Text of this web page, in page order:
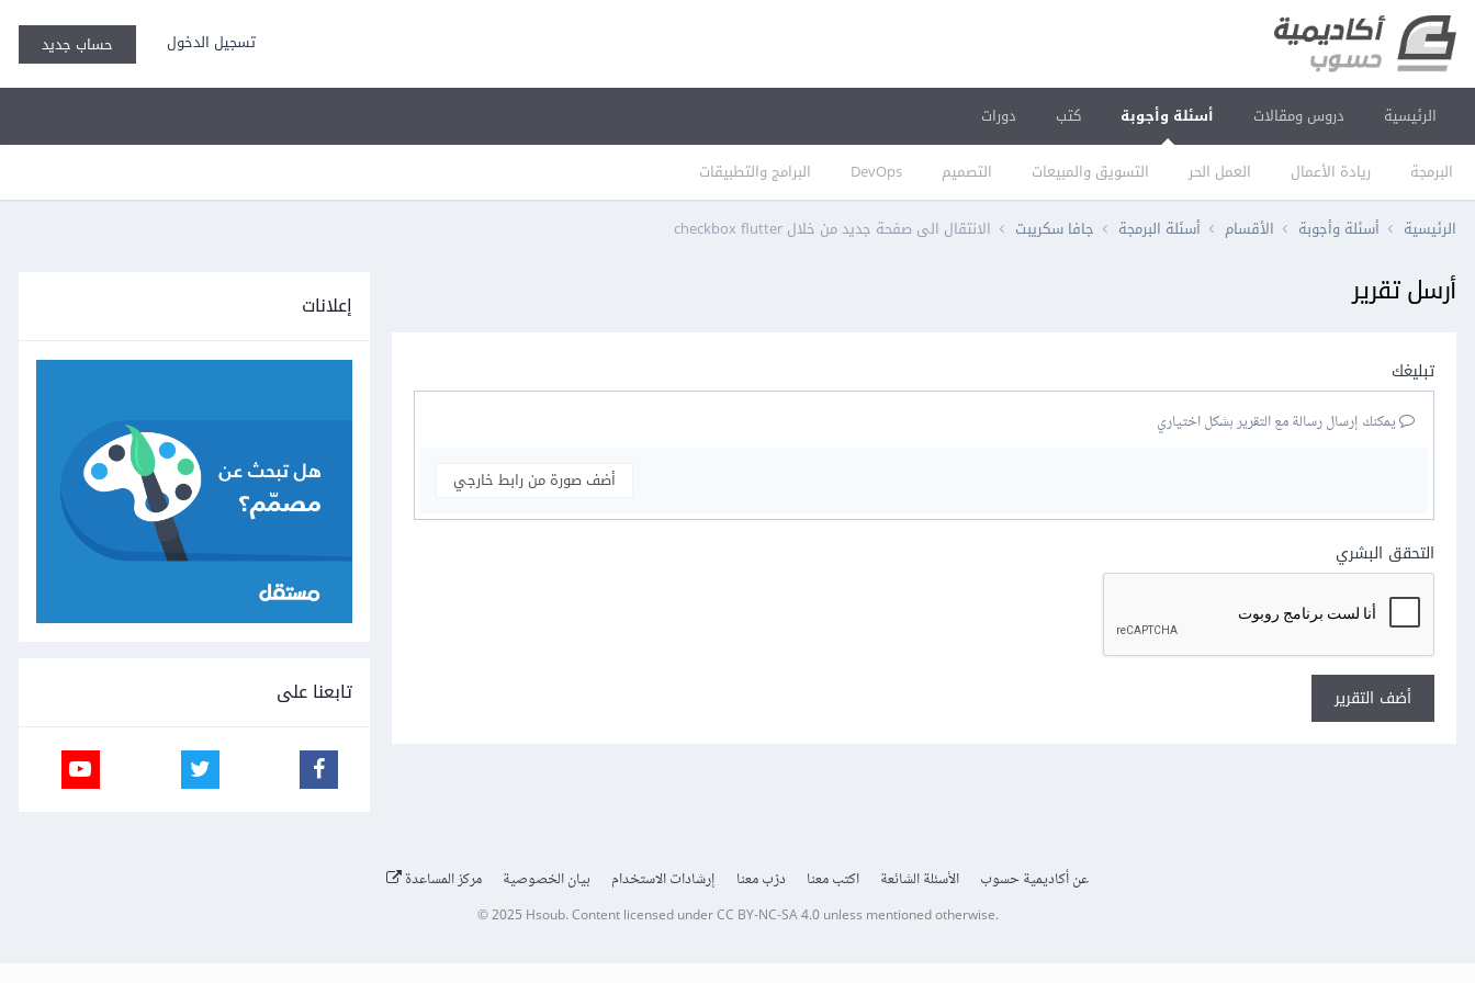
تسجيل الدخول حساب جديد
الرئيسية دروس ومقالات أسئلة وأجوبة
البرمجة ريادة الأعمال العمل الحر التسويق والمبيعات التصميم DevOps البرامج والتطبيقات
كتب دورات
الرئيسية أسئلة وأجوبة الأقسام أسئلة البرمجة جافا سكريبت الانتقال الى صفحة جديد من خلال checkbox flutter
أرسل تقرير
تبليغك
يمكنك إرسال رسالة مع التقرير بشكل اختياري
أضف صورة من رابط خارجي
التحقق البشري
أضف التقرير
إعلانات
تابعنا على
عن أكاديمية حسوب الأسئلة الشائعة اكتب معنا درّب معنا إرشادات الاستخدام بيان الخصوصية مركز المساعدة
© 2025 Hsoub.Content licensed underCC BY-NC-SA 4.0unless mentioned otherwise.